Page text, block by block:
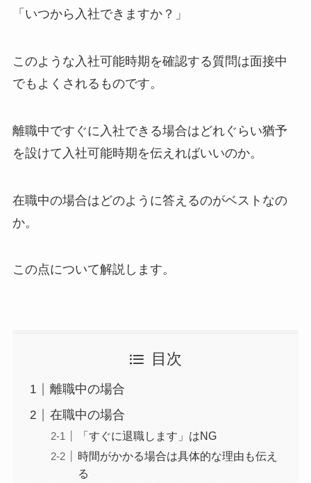
「いつから入社できますか？」
このような入社可能時期を確認する質問は面接中
でもよくされるものです。
離職中ですぐに入社できる場合はどれぐらい猶予
を設けて入社可能時期を伝えればいいのか。
在職中の場合はどのように答えるのがベストなの
か。
この点について解説します。
目次
離職中の場合
在職中の場合
「すぐに退職します」はNG
時間がかかる場合は具体的な理由も伝え
る